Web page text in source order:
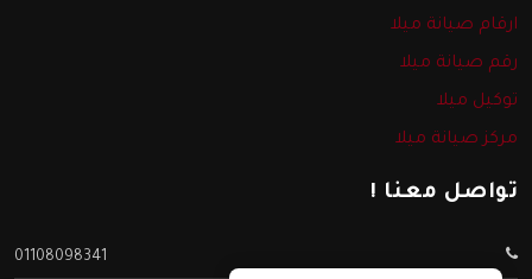
ارقام صيانة ميلا
رقم صيانة ميلا
توكيل ميلا
مركز صيانة ميلا
تواصل معنا !
01108098341